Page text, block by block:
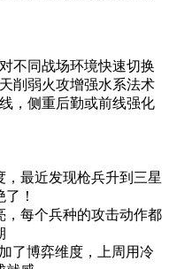
不同战场环境快速切换
削弱火攻增强水系法术
，侧重后勤或前线强化
最近发现枪兵升到三星
！
，每个兵种的攻击动作都
了博弈维度，上周用冷